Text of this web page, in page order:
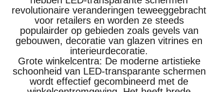
revolutionaire veranderingen teweeggebracht
voor retailers en worden ze steeds
populairder op gebieden zoals gevels van
gebouwen, decoratie van glazen vitrines en
interieurdecoratie.
Grote winkelcentra: De moderne artistieke
schoonheid van LED-transparante schermen
wordt effectief gecombineerd met de